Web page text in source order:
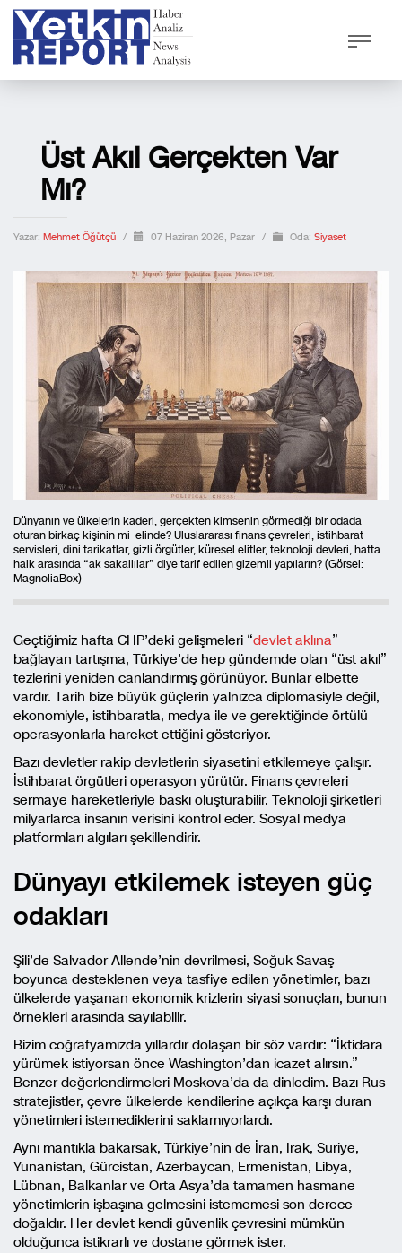
Üst Akıl Gerçekten Var
Mı?
Yazar: Mehmet Öğütçü / 07 Haziran 2026, Pazar / Oda: Siyaset
Dünyanın ve ülkelerin kaderi, gerçekten kimsenin görmediği bir odada
oturan birkaç kişinin mi elinde? Uluslararası finans çevreleri, istihbarat
servisleri, dini tarikatlar, gizli örgütler, küresel elitler, teknoloji devleri, hatta
halk arasında “ak sakallılar” diye tarif edilen gizemli yapıların? (Görsel:
MagnoliaBox)
Geçtiğimiz hafta CHP’deki gelişmeleri “devlet aklına”
bağlayan tartışma, Türkiye’de hep gündemde olan “üst akıl”
tezlerini yeniden canlandırmış görünüyor. Bunlar elbette
vardır. Tarih bize büyük güçlerin yalnızca diplomasiyle değil,
ekonomiyle, istihbaratla, medya ile ve gerektiğinde örtülü
operasyonlarla hareket ettiğini gösteriyor.
Bazı devletler rakip devletlerin siyasetini etkilemeye çalışır.
İstihbarat örgütleri operasyon yürütür. Finans çevreleri
sermaye hareketleriyle baskı oluşturabilir. Teknoloji şirketleri
milyarlarca insanın verisini kontrol eder. Sosyal medya
platformları algıları şekillendirir.
Dünyayı etkilemek isteyen güç
odakları
Şili’de Salvador Allende’nin devrilmesi, Soğuk Savaş
boyunca desteklenen veya tasfiye edilen yönetimler, bazı
ülkelerde yaşanan ekonomik krizlerin siyasi sonuçları, bunun
örnekleri arasında sayılabilir.
Bizim coğrafyamızda yıllardır dolaşan bir söz vardır: “İktidara
yürümek istiyorsan önce Washington’dan icazet alırsın.”
Benzer değerlendirmeleri Moskova’da da dinledim. Bazı Rus
stratejistler, çevre ülkelerde kendilerine açıkça karşı duran
yönetimleri istemediklerini saklamıyorlardı.
Aynı mantıkla bakarsak, Türkiye’nin de İran, Irak, Suriye,
Yunanistan, Gürcistan, Azerbaycan, Ermenistan, Libya,
Lübnan, Balkanlar ve Orta Asya’da tamamen hasmane
yönetimlerin işbaşına gelmesini istememesi son derece
doğaldır. Her devlet kendi güvenlik çevresini mümkün
olduğunca istikrarlı ve dostane görmek ister.